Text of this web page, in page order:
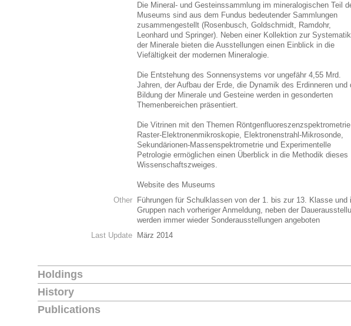
Die Mineral- und Gesteinssammlung im mineralogischen Teil
Museums sind aus dem Fundus bedeutender Sammlungen
zusammengestellt (Rosenbusch, Goldschmidt, Ramdohr,
Leonhard und Springer). Neben einer Kollektion zur Systematik
der Minerale bieten die Ausstellungen einen Einblick in die
Viefältigkeit der modernen Mineralogie.
Die Entstehung des Sonnensystems vor ungefähr 4,55 Mrd.
Jahren, der Aufbau der Erde, die Dynamik des Erdinneren und
Bildung der Minerale und Gesteine werden in gesonderten
Themenbereichen präsentiert.
Die Vitrinen mit den Themen
Raster-Elektronenmikroskopie, Elektronenstrahl-Mikrosonde,
Sekundärionen-Massenspektrometrie und Experimentelle
Petrologie ermöglichen einen Überblick in die Methodik dieses
Wissenschaftszweiges.
Website des Museums
Other
Führungen für Schulklassen von der 1. bis zur 13. Klasse und
Gruppen nach vorheriger Anmeldung, neben der
werden immer wieder Sonderausstellungen angeboten
Last Update
März 2014
Holdings
History
Publications